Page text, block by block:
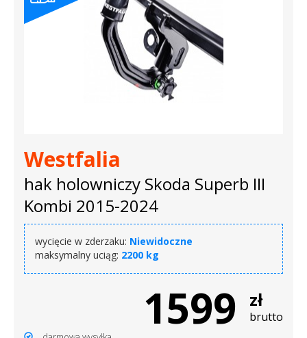
Westfalia
hak holowniczy Skoda Superb III
Kombi 2015-2024
wycięcie w zderzaku: Niewidoczne
maksymalny uciąg: 2200 kg
1599 zł
brutto